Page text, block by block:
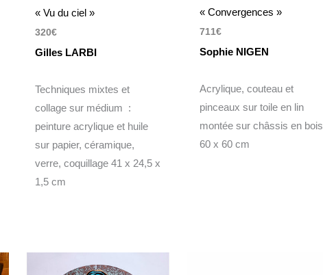
« Vu du ciel »
320€
Gilles LARBI
Techniques mixtes et
collage sur médium :
peinture acrylique et huile
sur papier, céramique,
verre, coquillage 41 x 24,5 x
1,5 cm
« Convergences »
711€
Sophie NIGEN
Acrylique, couteau et
pinceaux sur toile en lin
montée sur châssis en bois
60 x 60 cm